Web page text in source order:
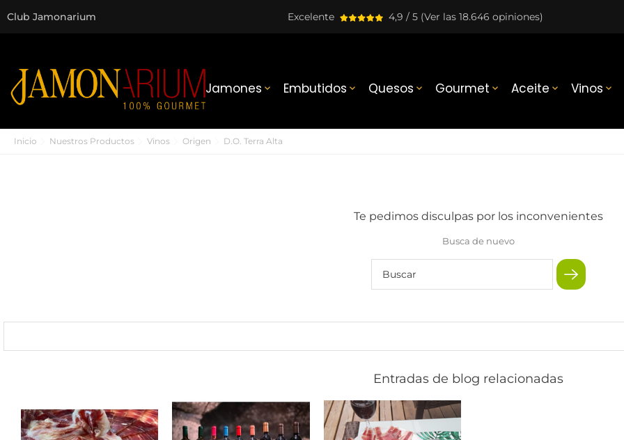
Club Jamonarium Excelente 4,9 / 5 (Ver las 18.646 opiniones)
Jamones  Embutidos  Quesos  Gourmet  Aceite  Vinos 
Inicio Nuestros Productos Vinos Origen D.O. Terra Alta
Te pedimos disculpas por los inconvenientes
Busca de nuevo
Entradas de blog relacionadas